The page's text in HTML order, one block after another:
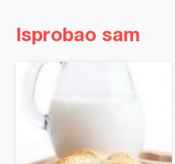
Isprobao sam